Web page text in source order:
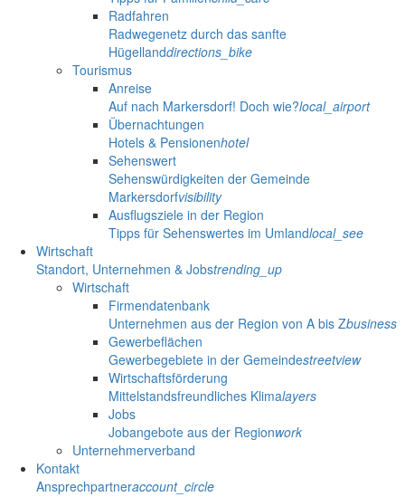
Radfahren
Radwegenetz durch das sanfte
Hügellanddirections_bike
Tourismus
Anreise
Auf nach Markersdorf! Doch wie?local_airport
Übernachtungen
Hotels & Pensionenhotel
Sehenswert
Sehenswürdigkeiten der Gemeinde
Markersdorfvisibility
Ausflugsziele in der Region
Tipps für Sehenswertes im Umlandlocal_see
Wirtschaft
Standort, Unternehmen & Jobstrending_up
Wirtschaft
Firmendatenbank
Unternehmen aus der Region von A bis Zbusiness
Gewerbeflächen
Gewerbegebiete in der Gemeindestreetview
Wirtschaftsförderung
Mittelstandsfreundliches Klimalayers
Jobs
Jobangebote aus der Regionwork
Unternehmerverband
Kontakt
Ansprechpartneraccount_circle